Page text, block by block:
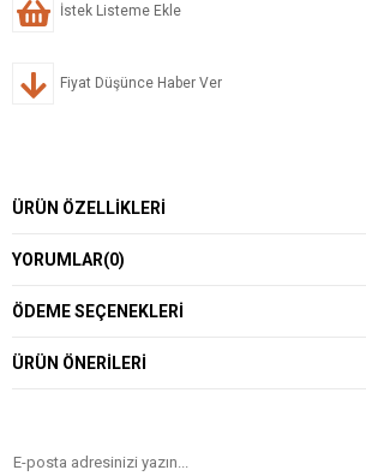
İstek Listeme Ekle
Fiyat Düşünce Haber Ver
ÜRÜN ÖZELLIKLERI
YORUMLAR(0)
ÖDEME SEÇENEKLERI
ÜRÜN ÖNERILERI